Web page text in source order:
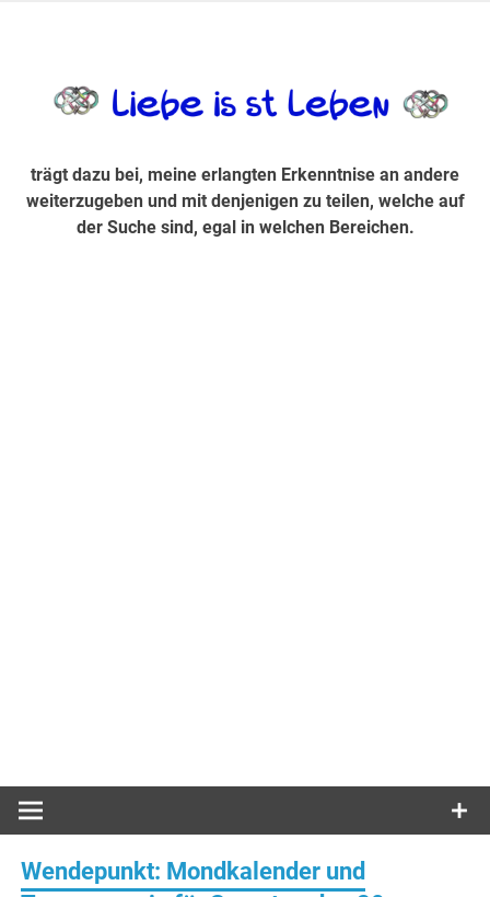
Suche sind, egal in welchen Bereichen.
trägt dazu bei, meine erlangten Erkenntnise an andere
weiterzugeben und mit denjenigen zu teilen, welche auf
der Suche sind, egal in welchen Bereichen.
Wendepunkt: Mondkalender und